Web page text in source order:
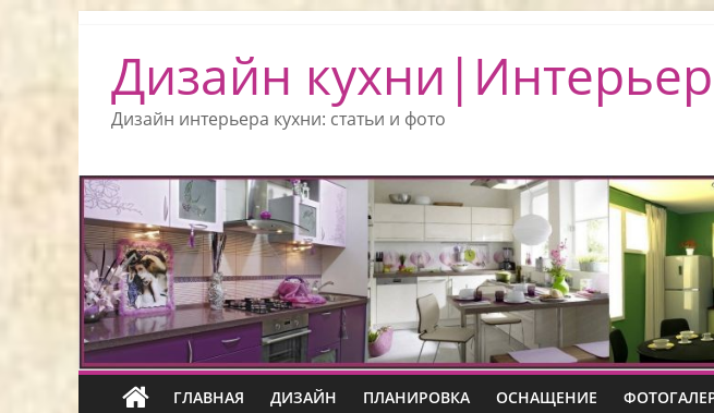
Дизайн
Дизайн интерьера кухни: статьи и фото
ГЛАВНАЯ ДИЗАЙН ПЛАНИРОВКА ОСНАЩЕНИЕ